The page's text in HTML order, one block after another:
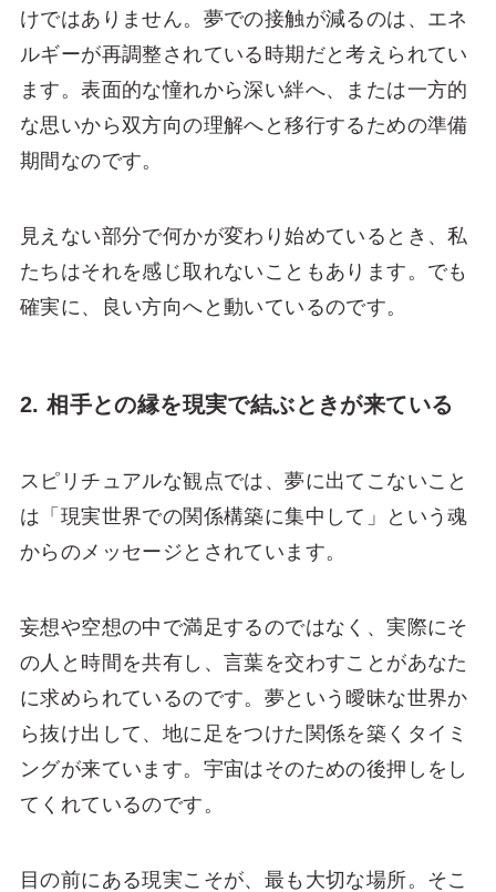
けではありません。夢での接触が減るのは、エネ
ルギーが再調整されている時期だと考えられてい
ます。表面的な憧れから深い絆へ、または一方的
な思いから双方向の理解へと移行するための準備
期間なのです。
見えない部分で何かが変わり始めているとき、私
たちはそれを感じ取れないこともあります。でも
確実に、良い方向へと動いているのです。
2. 相手との縁を現実で結ぶときが来ている
スピリチュアルな観点では、夢に出てこないこと
は「現実世界での関係構築に集中して」という魂
からのメッセージとされています。
妄想や空想の中で満足するのではなく、実際にそ
の人と時間を共有し、言葉を交わすことがあなた
に求められているのです。夢という曖昧な世界か
ら抜け出して、地に足をつけた関係を築くタイミ
ングが来ています。宇宙はそのための後押しをし
てくれているのです。
目の前にある現実こそが、最も大切な場所。そこ